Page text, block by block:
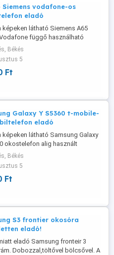
Siemens vodafone-os
eladó
képeken látható Siemens A65
függő használható
lévő telefon. Ár: 4 ezer Ft.
Békés
5
Ft
Galaxy Y S5360 t-mobile-
eladó
képeken látható Samsung Galaxy
okostelefon alig használt
8 ezer Ft.
Békés
5
Ft
S3 frontier okosóra
eladó!
eladó Samsung fronteir 3
Dobozzal,töltővel bölcsővel. A